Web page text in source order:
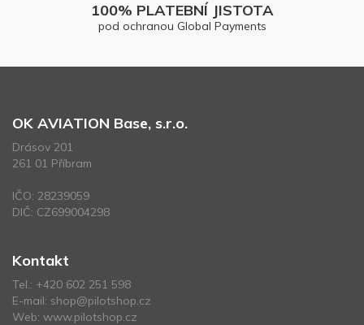
100% PLATEBNÍ JISTOTA
pod ochranou Global Payments
OK AVIATION Base, s.r.o.
Drásov 201
261 01 Příbram
IČO: 28239059
DIČ: CZ699004298
Kontakt
Tel.: +420 602 251 598
E-mail: shop@pilotshop.cz
Web: www.pilotshop.cz